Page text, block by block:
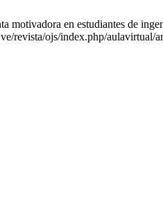
en estudiantes de
revista/ojs/index.php/aulavirtual/